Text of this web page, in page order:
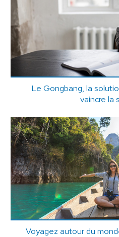
Le Gongbang, la
vaincre la
Voyagez autour du